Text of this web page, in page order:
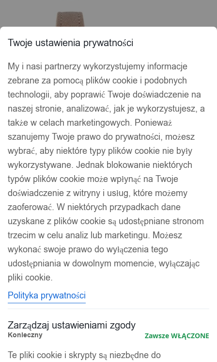
Twoje ustawienia prywatności
My i nasi partnerzy wykorzystujemy informacje
zebrane za pomocą plików cookie i podobnych
technologii, aby poprawić Twoje doświadczenie na
naszej stronie, analizować, jak je wykorzystujesz, a
także w celach marketingowych. Ponieważ
szanujemy Twoje prawo do prywatności, możesz
wybrać, aby niektóre typy plików cookie nie były
wykorzystywane. Jednak blokowanie niektórych
typów plików cookie może wpłynąć na Twoje
doświadczenie z witryny i usług, które możemy
zaoferować. W niektórych przypadkach dane
uzyskane z plików cookie są udostępniane stronom
trzecim w celu analiz lub marketingu. Możesz
wykonać swoje prawo do wyłączenia tego
udostępniania w dowolnym momencie, wyłączając
pliki cookie.
Polityka prywatności
Zarządzaj ustawieniami zgody
Konieczny Zawsze WŁĄCZONE
Te pliki cookie i skrypty są niezbędne do